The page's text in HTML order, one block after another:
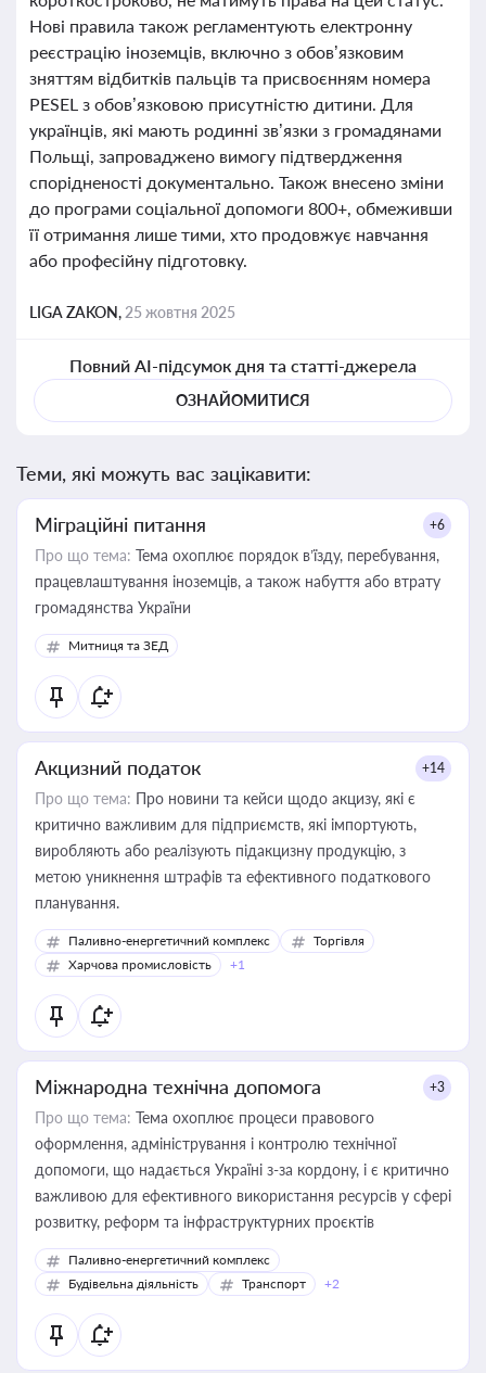
Нові правила також регламентують електронну
реєстрацію іноземців, включно з обов’язковим
зняттям відбитків пальців та присвоєнням номера
PESEL з обов’язковою присутністю дитини. Для
українців, які мають родинні зв’язки з громадянами
Польщі, запроваджено вимогу підтвердження
спорідненості документально. Також внесено зміни
до програми соціальної допомоги 800+, обмеживши
її отримання лише тими, хто продовжує навчання
або професійну підготовку.
LIGA ZAKON, 25 жовтня 2025
Повний AI-підсумок дня та статті-джерела
ОЗНАЙОМИТИСЯ
Теми, які можуть вас зацікавити:
Міграційні питання +6
Про що тема: Тема охоплює порядок в’їзду, перебування,
працевлаштування іноземців, а також набуття або втрату
громадянства України
Митниця та ЗЕД
Акцизний податок +14
Про що тема: Про новини та кейси щодо акцизу, які є
критично важливим для підприємств, які імпортують,
виробляють або реалізують підакцизну продукцію, з
метою уникнення штрафів та ефективного податкового
планування.
Паливно-енергетичний комплекс
Торгівля
Харчова промисловість
+1
Міжнародна технічна допомога +3
Про що тема: Тема охоплює процеси правового
оформлення, адміністрування і контролю технічної
допомоги, що надається Україні з-за кордону, і є критично
важливою для ефективного використання ресурсів у сфері
розвитку, реформ та інфраструктурних проєктів
Паливно-енергетичний комплекс
Будівельна діяльність
Транспорт +2